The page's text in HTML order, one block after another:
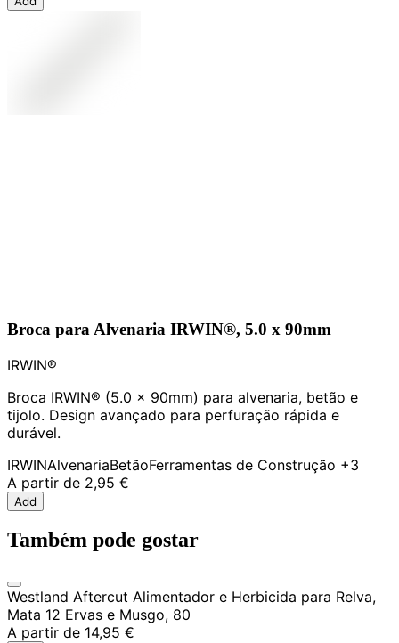
Broca para Alvenaria IRWIN®, 5.0 x 90mm
IRWIN®
Broca IRWIN® (5.0 x 90mm) para alvenaria, betão e
tijolo. Design avançado para perfuração rápida e
durável.
IRWINAlvenariaBetãoFerramentas de Construção +3
A partir de 2,95 €
Add
Também pode gostar
Westland Aftercut Alimentador e Herbicida para Relva,
Mata 12 Ervas e Musgo, 80
A partir de 14,95 €